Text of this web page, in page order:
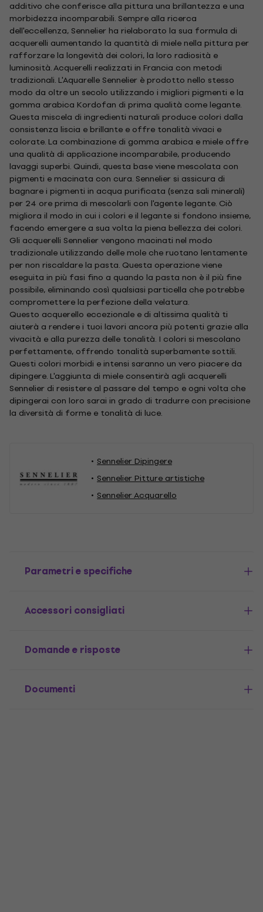
additivo che conferisce alla pittura una brillantezza e una
morbidezza incomparabili. Sempre alla ricerca
dell'eccellenza, Sennelier ha rielaborato la sua formula di
acquerelli aumentando la quantità di miele nella pittura per
rafforzare la longevità dei colori, la loro radiosità e
luminosità. Acquerelli realizzati in Francia con metodi
tradizionali. L'Aquarelle Sennelier è prodotto nello stesso
modo da oltre un secolo utilizzando i migliori pigmenti e la
gomma arabica Kordofan di prima qualità come legante.
Questa miscela di ingredienti naturali produce colori dalla
consistenza liscia e brillante e offre tonalità vivaci e
colorate. La combinazione di gomma arabica e miele offre
una qualità di applicazione incomparabile, producendo
lavaggi superbi. Quindi, questa base viene mescolata con
pigmenti e macinata con cura. Sennelier si assicura di
bagnare i pigmenti in acqua purificata (senza sali minerali)
per 24 ore prima di mescolarli con l'agente legante. Ciò
migliora il modo in cui i colori e il legante si fondono insieme,
facendo emergere a sua volta la piena bellezza dei colori.
Gli acquerelli Sennelier vengono macinati nel modo
tradizionale utilizzando delle mole che ruotano lentamente
per non riscaldare la pasta. Questa operazione viene
eseguita in più fasi fino a quando la pasta non è il più fine
possibile, eliminando così qualsiasi particella che potrebbe
compromettere la perfezione della velatura.
Questo acquerello eccezionale e di altissima qualità ti
aiuterà a rendere i tuoi lavori ancora più potenti grazie alla
vivacità e alla purezza delle tonalità. I colori si mescolano
perfettamente, offrendo tonalità superbamente sottili.
Questi colori morbidi e intensi saranno un vero piacere da
dipingere. L'aggiunta di miele consentirà agli acquerelli
Sennelier di resistere al passare del tempo e ogni volta che
dipingerai con loro sarai in grado di tradurre con precisione
la diversità di forme e tonalità di luce.
Sennelier Dipingere
Sennelier Pitture artistiche
Sennelier Acquarello
Parametri e specifiche
Accessori consigliati
Domande e risposte
Documenti